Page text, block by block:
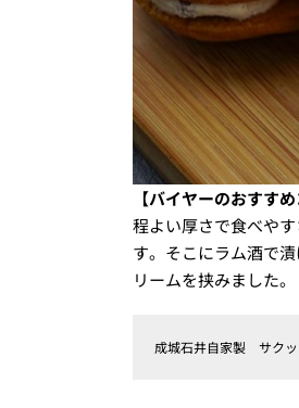
【バイヤーのおすすめ
程よい厚さで食べや
す。そこにラム酒で
リームを挟みました。
成城石井自家製 サク